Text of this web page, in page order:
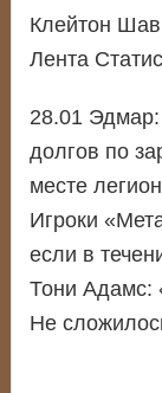
Клейтон
Лента
28.01
долгов по
месте
Игроки
если в
Тони Адамс:
Не